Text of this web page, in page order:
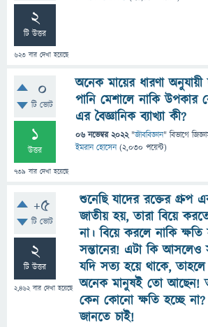
2
টি উত্তর
623 বার দেখা হয়েছে
0
টি ভোট
1
উত্তর
739 বার দেখা হয়েছে
অনেক মায়ের ধারণা অনুযায়ী
পানি মেশালে নাকি উপকার
এর বৈজ্ঞানিক ব্যাখ্যা কী?
06 নভেম্বর 2022 "জীববিজ্ঞান" বিভাগে
ইমরান হোসেন (2,030 পয়েন্ট)
+5
টি ভোট
2
টি উত্তর
2,462বার দেখা হয়েছে
শুনেছি যাদের রক্তের গ্রুপ
জাতীয় হয়, তারা বিয়ে
না। বিয়ে করলে নাকি ক্ষতি
সন্তানের! এটা কি আসলেও
যদি সত্য হয়ে থাকে,
অনেক মানুষই তো আছেন!
কেন কোনো ক্ষতি হচ্ছে না?
জানতে চাই!